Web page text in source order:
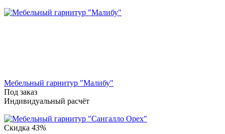
Мебельный гарнитур "Малибу"
Под заказ
Индивидуальный расчёт
Скидка 43%